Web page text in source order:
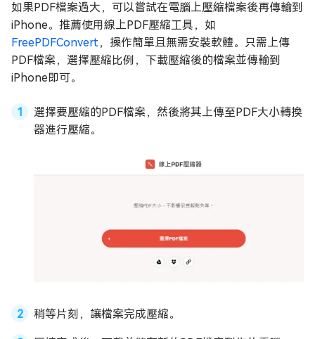
如果PDF檔案過大，可以嘗試在電腦上壓縮檔案後再傳輸到
iPhone。推薦使用線上PDF壓縮工具，如
FreePDFConvert，操作簡單且無需安裝軟體。只需上傳
PDF檔案，選擇壓縮比例，下載壓縮後的檔案並傳輸到
iPhone即可。
選擇要壓縮的PDF檔案，然後將其上傳至PDF大小轉換
器進行壓縮。
稍等片刻，讓檔案完成壓縮。